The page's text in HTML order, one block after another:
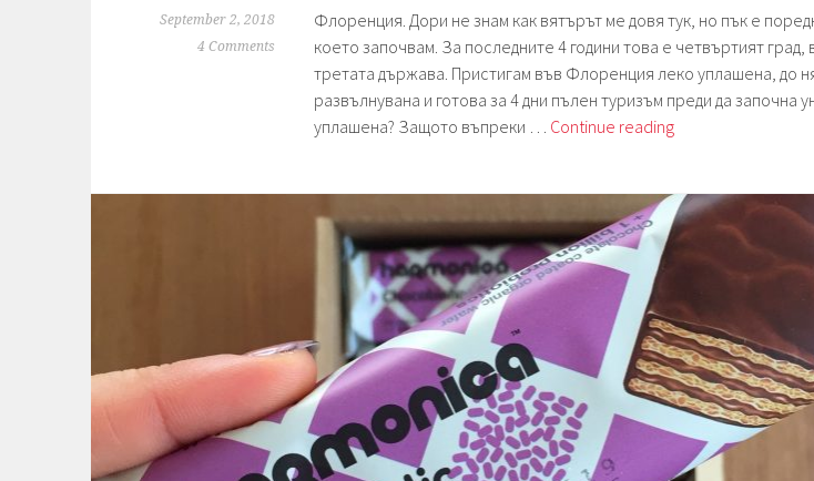
September 2, 2018
4 Comments
Флоренция. Дори не знам как вятърът ме довя тук, но пък е
което започвам. За последните 4 години това е четвъртият
третата държава. Пристигам във Флоренция леко уплашена, до
развълнувана и готова за 4 дни пълен туризъм преди да започна
уплашена? Защото въпреки … Continue readingСедмица
Флоренция.